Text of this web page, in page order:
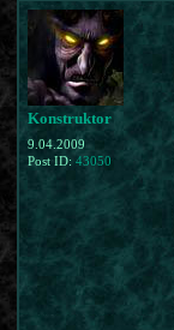
Konstruktor
9.04.2009
Post ID: 43050